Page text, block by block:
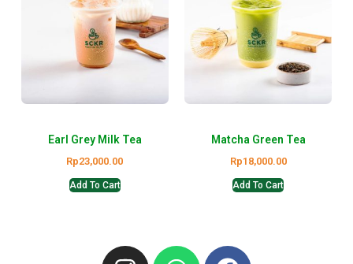
Earl Grey Milk Tea
Rp23,000.00
Add To Cart
Matcha Green Tea
Rp18,000.00
Add To Cart